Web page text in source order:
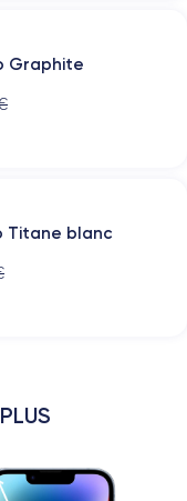
Graphite
Titane blanc